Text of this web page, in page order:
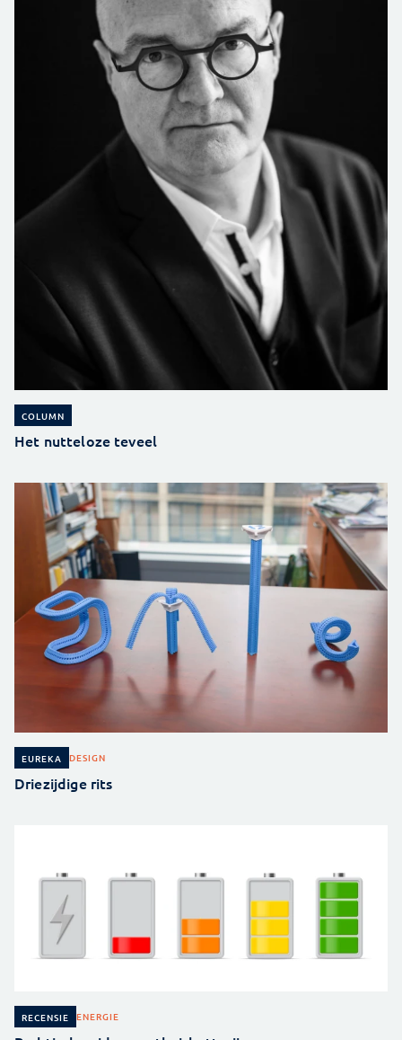
COLUMN
Het nutteloze teveel
EUREKA DESIGN
Driezijdige rits
RECENSIE ENERGIE